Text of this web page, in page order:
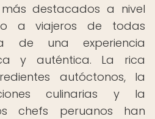
destacados a nivel
a viajeros de todas
de una experiencia
y auténtica. La rica
autóctonos, la
culinarias y la
chefs peruanos han